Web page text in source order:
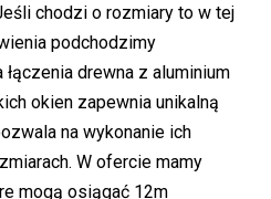
chodzi o rozmiary to w tej
podchodzimy
drewna z aluminium
okien zapewnia unikalną
na wykonanie ich
W ofercie mamy
mogą osiągać 12m